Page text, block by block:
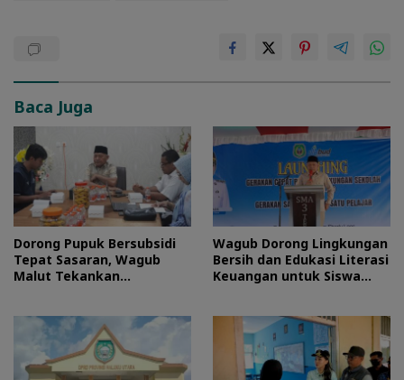
Baca Juga
Dorong Pupuk Bersubsidi
Tepat Sasaran, Wagub
Malut Tekankan
Wagub Dorong Lingkungan
Bersih dan Edukasi Literasi
Keuangan untuk Siswa